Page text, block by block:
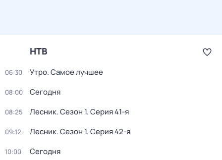
НТВ
06:30 Утро. Самое лучшее
08:00 Сегодня
08:25 Лесник. Сезон 1. Серия 41-я
09:12 Лесник. Сезон 1. Серия 42-я
10:00 Сегодня